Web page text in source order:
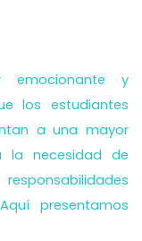
emocionante y
los estudiantes
a una mayor
necesidad de
presentamos